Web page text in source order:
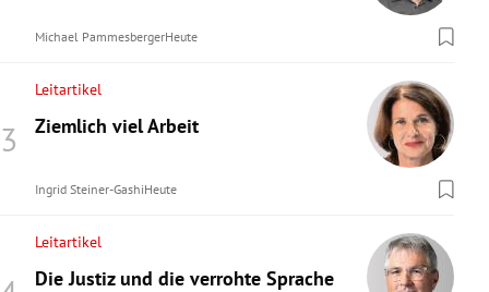
Michael PammesbergerHeute
Leitartikel
Ziemlich viel Arbeit
Ingrid Steiner-GashiHeute
Leitartikel
Die Justiz und die verrohte Sprache